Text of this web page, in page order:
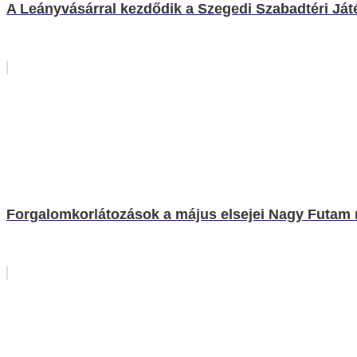
A Leányvásárral kezdődik a Szegedi Szabadtéri
Forgalomkorlátozások a május elsejei Nagy Futam